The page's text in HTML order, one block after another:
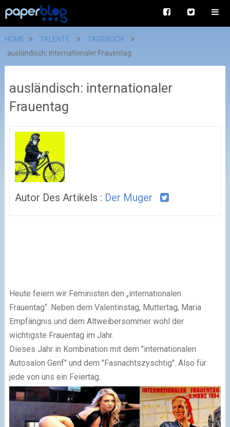
HOME TALENTE
TAGEBUCH
ausländisch: internationaler Frauentag
ausländisch: internationaler
Frauentag
Autor Des Artikels : Der Muger
Heute feiern wir Feministen den „internationalen
Frauentag“. Neben dem Valentinstag, Muttertag, Maria
Empfängnis und dem Altweibersommer wohl der
wichtigste Frauentag im Jahr.
Dieses Jahr in Kombination mit dem "internationalen
Autosalon Genf" und dem "Fasnachtszyschtig". Also für
jede von uns ein Feiertag.